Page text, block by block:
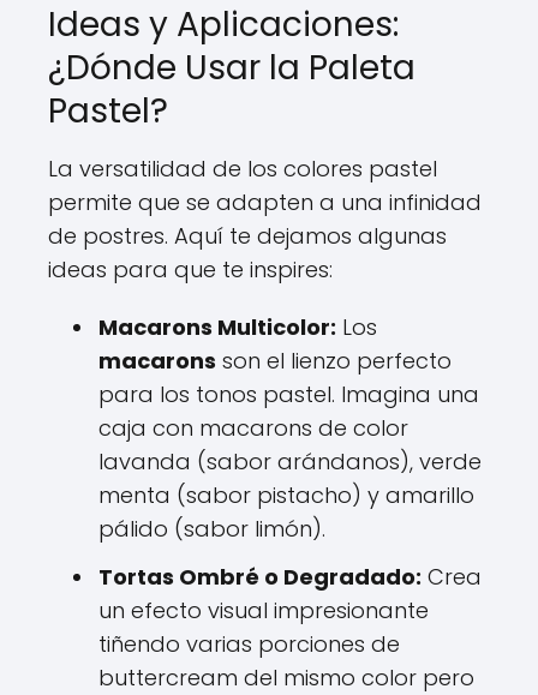
Ideas y Aplicaciones:
¿Dónde Usar la Paleta
Pastel?
La versatilidad de los colores pastel
permite que se adapten a una infinidad
de postres. Aquí te dejamos algunas
ideas para que te inspires:
Macarons Multicolor: Los
macarons son el lienzo perfecto
para los tonos pastel. Imagina una
caja con macarons de color
lavanda (sabor arándanos), verde
menta (sabor pistacho) y amarillo
pálido (sabor limón).
Tortas Ombré o Degradado: Crea
un efecto visual impresionante
tiñendo varias porciones de
buttercream del mismo color pero